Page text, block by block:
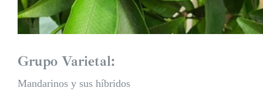
Grupo Varietal:
Mandarinos y sus híbridos